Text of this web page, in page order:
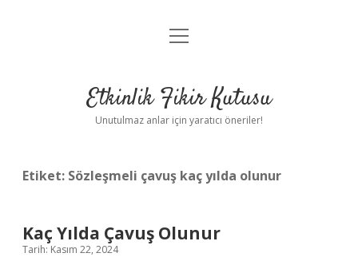
Anasayfa
Yasal Uyarı
menüyü
Etkinlik Fikir Kutusu
Unutulmaz anlar için yaratıcı öneriler!
Etiket: Sözleşmeli çavuş kaç yılda olunur
Kaç Yılda Çavuş Olunur
Tarih: Kasım 22, 2024